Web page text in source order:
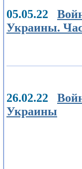
05.05.22
Украины.
26.02.22
Украины